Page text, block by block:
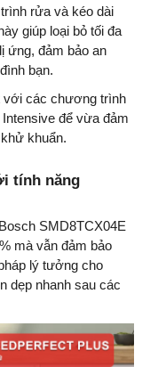
rửa và kéo dài
giúp loại bỏ tối đa
ứng, đảm bảo an
bạn.
với các chương trình
để vừa đảm
khuẩn.
tính năng
SMD8TCX04E
mà vẫn đảm bảo
lý tưởng cho
dẹp nhanh sau các